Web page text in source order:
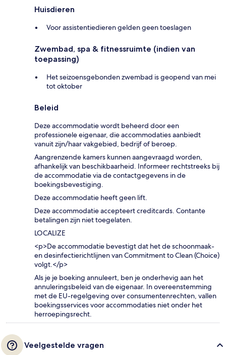
Huisdieren
Voor assistentiedieren gelden geen toeslagen
Zwembad, spa & fitnessruimte (indien van
toepassing)
Het seizoensgebonden zwembad is geopend van mei
tot oktober
Beleid
Deze accommodatie wordt beheerd door een
professionele eigenaar, die accommodaties aanbiedt
vanuit zijn/haar vakgebied, bedrijf of beroep.
Aangrenzende kamers kunnen aangevraagd worden,
afhankelijk van beschikbaarheid. Informeer rechtstreeks bij
de accommodatie via de contactgegevens in de
boekingsbevestiging.
Deze accommodatie heeft geen lift.
Deze accommodatie accepteert creditcards. Contante
betalingen zijn niet toegelaten.
LOCALIZE
<p>De accommodatie bevestigt dat het de schoonmaak-
en desinfectierichtlijnen van Commitment to Clean (Choice)
volgt.</p>
Als je je boeking annuleert, ben je onderhevig aan het
annuleringsbeleid van de eigenaar. In overeenstemming
met de EU-regelgeving over consumentenrechten, vallen
boekingsservices voor accommodaties niet onder het
herroepingsrecht.
Veelgestelde vragen